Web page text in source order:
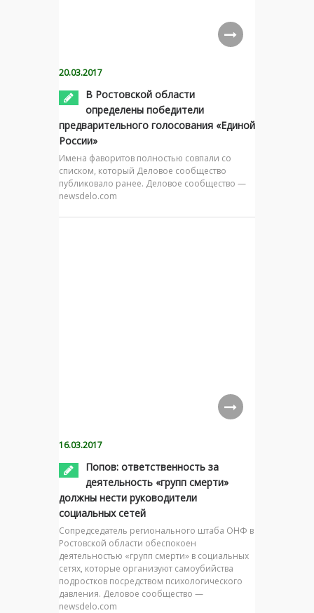
20.03.2017
В Ростовской области
определены победители
предварительного голосования «Единой
России»
Имена фаворитов полностью совпали со
списком, который Деловое сообщество
публиковало ранее. Деловое сообщество —
newsdelo.com
16.03.2017
Попов: ответственность за
деятельность «групп смерти»
должны нести руководители
социальных сетей
Сопредседатель регионального штаба ОНФ в
Ростовской области обеспокоен
деятельностью «групп смерти» в социальных
сетях, которые организуют самоубийства
подростков посредством психологического
давления. Деловое сообщество —
newsdelo.com